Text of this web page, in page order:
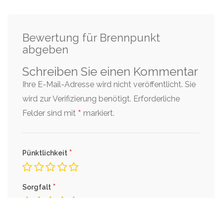
Bewertung für Brennpunkt
abgeben
Schreiben Sie einen Kommentar
Ihre E-Mail-Adresse wird nicht veröffentlicht. Sie
wird zur Verifizierung benötigt. Erforderliche
Felder sind mit * markiert.
Pünktlichkeit *
Sorgfalt *